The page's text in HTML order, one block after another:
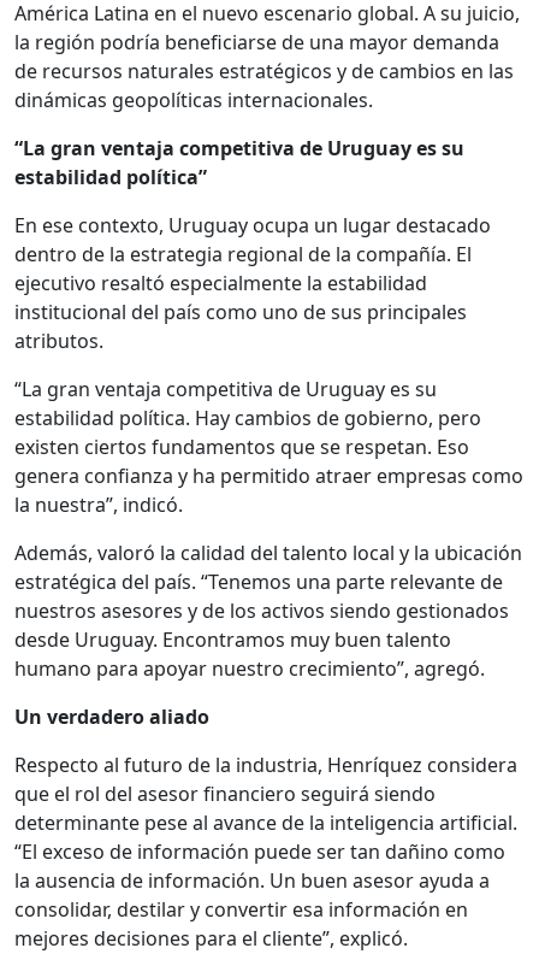
América Latina en el nuevo escenario global. A su juicio,
la región podría beneficiarse de una mayor demanda
de recursos naturales estratégicos y de cambios en las
dinámicas geopolíticas internacionales.
“La gran ventaja competitiva de Uruguay es su
estabilidad política”
En ese contexto, Uruguay ocupa un lugar destacado
dentro de la estrategia regional de la compañía. El
ejecutivo resaltó especialmente la estabilidad
institucional del país como uno de sus principales
atributos.
“La gran ventaja competitiva de Uruguay es su
estabilidad política. Hay cambios de gobierno, pero
existen ciertos fundamentos que se respetan. Eso
genera confianza y ha permitido atraer empresas como
la nuestra”, indicó.
Además, valoró la calidad del talento local y la ubicación
estratégica del país. “Tenemos una parte relevante de
nuestros asesores y de los activos siendo gestionados
desde Uruguay. Encontramos muy buen talento
humano para apoyar nuestro crecimiento”, agregó.
Un verdadero aliado
Respecto al futuro de la industria, Henríquez considera
que el rol del asesor financiero seguirá siendo
determinante pese al avance de la inteligencia artificial.
“El exceso de información puede ser tan dañino como
la ausencia de información. Un buen asesor ayuda a
consolidar, destilar y convertir esa información en
mejores decisiones para el cliente”, explicó.